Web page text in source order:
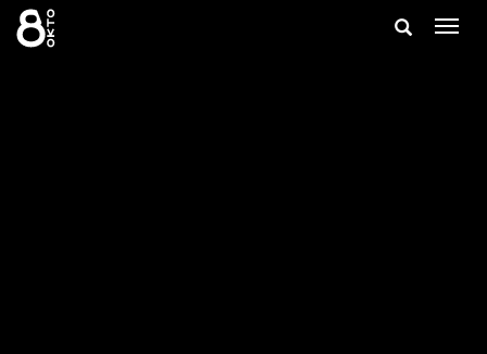
Zum
Inhalt
springen
Suche